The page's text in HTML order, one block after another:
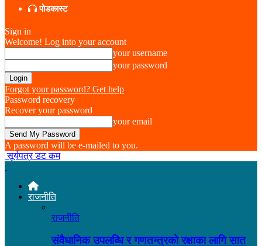
पोडकास्ट
Sign in
Welcome! Log into your account
your username
your password
Forgot your password? Get help
Password recovery
Recover your password
your email
A password will be e-mailed to you.
सूर्यपत्र डट कम
राजनीति
राजनीति
संवैधानिक उपलब्धि र गणतन्त्रको रक्षाका लागि सात